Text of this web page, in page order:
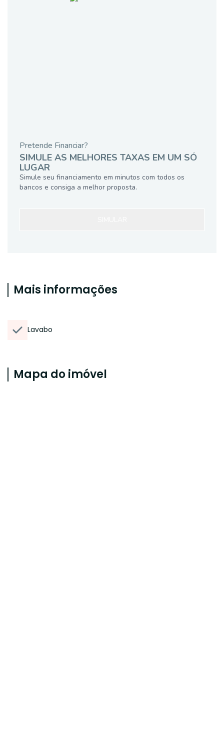
Pretende Financiar?
SIMULE AS MELHORES TAXAS EM UM SÓ
LUGAR
Simule seu financiamento em minutos com todos os
bancos e consiga a melhor proposta.
Mais informações
Lavabo
Mapa do imóvel